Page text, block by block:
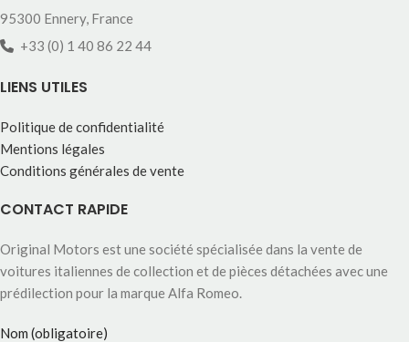
95300 Ennery, France
+33 (0) 1 40 86 22 44
LIENS UTILES
Politique de confidentialité
Mentions légales
Conditions générales de vente
CONTACT RAPIDE
Original Motors est une société spécialisée dans la vente de
voitures italiennes de collection et de pièces détachées avec une
prédilection pour la marque Alfa Romeo.
Nom (obligatoire)